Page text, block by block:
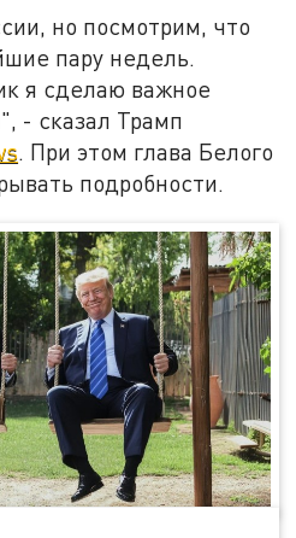
но посмотрим, что
пару недель.
я сделаю важное
- сказал Трамп
. При этом глава Белого
подробности.